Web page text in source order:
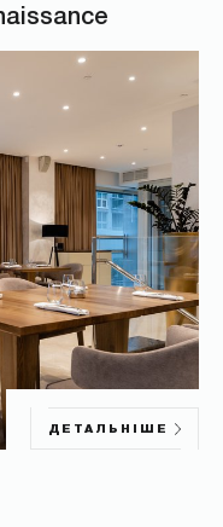
ДЕТАЛЬНІШЕ